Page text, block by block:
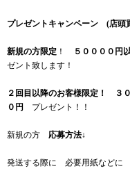
プレゼントキャンペーン (店
新規の方限定 ！ ５００００円
ゼント致します！
２回目以降のお客様限定！ ３
０円
プレゼント！！
新規の方 応募方法↓
発送する際に 必要用紙などに